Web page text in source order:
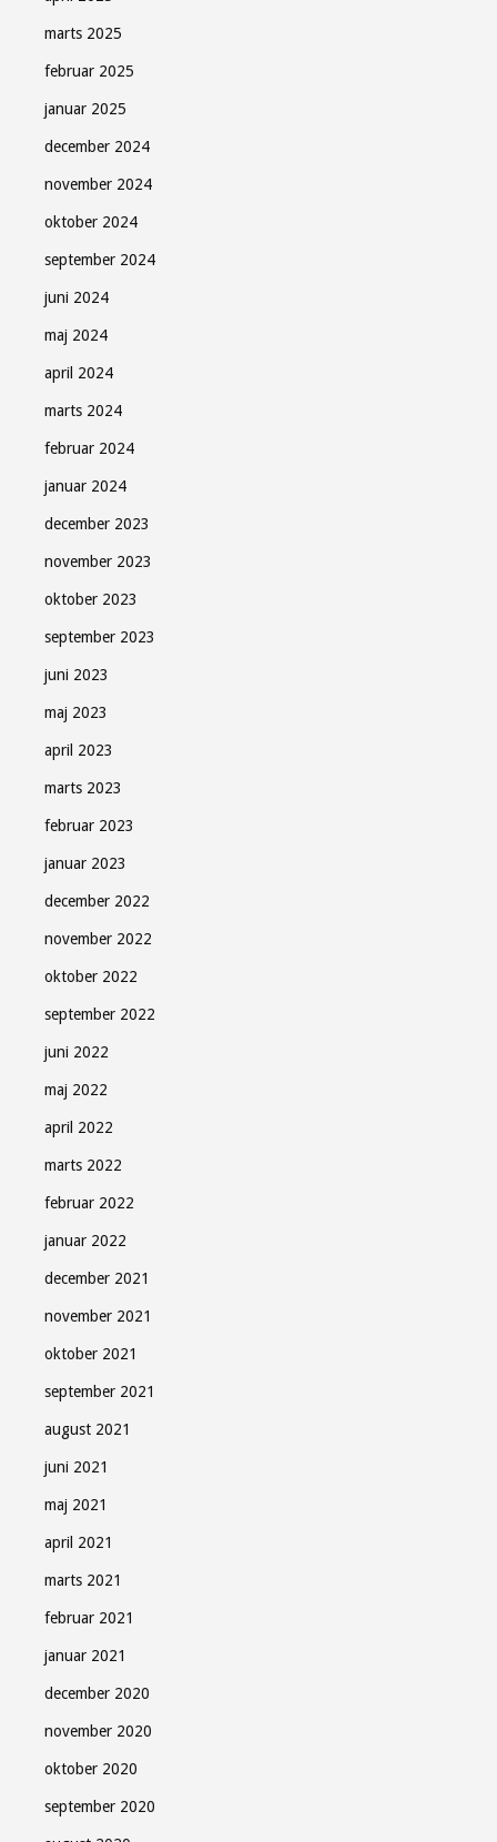
marts 2025
februar 2025
januar 2025
december 2024
november 2024
oktober 2024
september 2024
juni 2024
maj 2024
april 2024
marts 2024
februar 2024
januar 2024
december 2023
november 2023
oktober 2023
september 2023
juni 2023
maj 2023
april 2023
marts 2023
februar 2023
januar 2023
december 2022
november 2022
oktober 2022
september 2022
juni 2022
maj 2022
april 2022
marts 2022
februar 2022
januar 2022
december 2021
november 2021
oktober 2021
september 2021
august 2021
juni 2021
maj 2021
april 2021
marts 2021
februar 2021
januar 2021
december 2020
november 2020
oktober 2020
september 2020